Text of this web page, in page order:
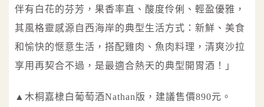
伴有白花的芬芳，果香率直、酸度伶俐、輕盈優雅，
其風格靈感源自西海岸的典型生活方式：新鮮、美食
和愉快的愜意生活，搭配雞肉、魚肉料理，清爽沙拉
享用再契合不過，是最適合熱天的典型開胃酒！」
▲木桐嘉棣白葡萄酒Nathan版，建議售價890元。